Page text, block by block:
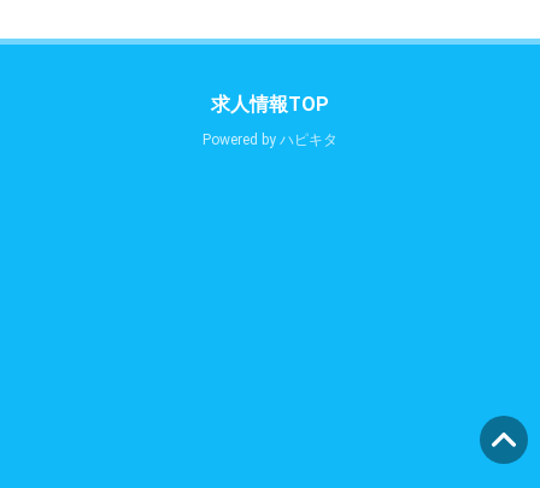
求人情報TOP
Powered by ハピキタ